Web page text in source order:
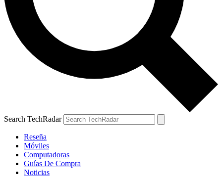
Search TechRadar
Reseña
Móviles
Computadoras
Guías De Compra
Noticias